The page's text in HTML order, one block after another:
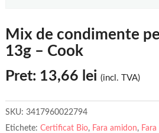
Mix de condimente
13g – Cook
Pret: 13,66 lei (incl. TVA)
SKU: 3417960022794
Etichete: Certificat Bio, Fara amidon,